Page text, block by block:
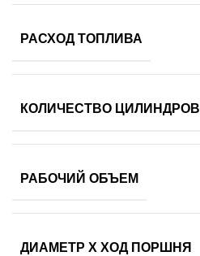
РАСХОД ТОПЛИВА
КОЛИЧЕСТВО ЦИЛИНДРОВ
РАБОЧИЙ ОБЪЕМ
ДИАМЕТР Х ХОД ПОРШНЯ